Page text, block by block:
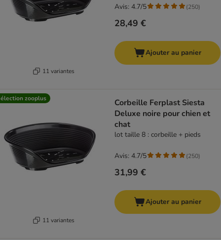
11 variantes
28,49 €
Avis: 4.7/5 (250)
Ajouter au panier
zooplus
11 variantes
Corbeille Ferplast Siesta
Deluxe noire pour chien et
chat
lot taille 8 : corbeille + pieds
31,99 €
Avis: 4.7/5 (250)
Ajouter au panier